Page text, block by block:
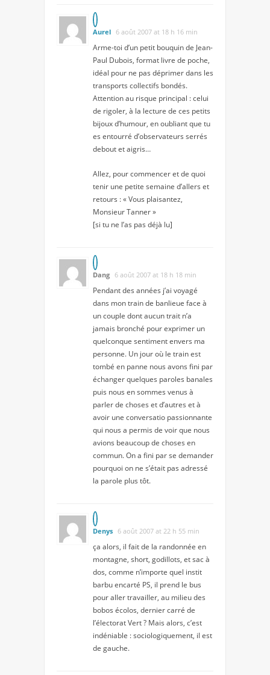
Aurel 6 août 2007 at 18 h 16 min
Arme-toi d’un petit bouquin de Jean-
Paul Dubois, format livre de poche,
idéal pour ne pas déprimer dans les
transports collectifs bondés.
Attention au risque principal : celui
de rigoler, à la lecture de ces petits
bijoux d’humour, en oubliant que tu
es entourré d’observateurs serrés
debout et aigris…
Allez, pour commencer et de quoi
tenir une petite semaine d’allers et
retours : « Vous plaisantez,
Monsieur Tanner »
[si tu ne l’as pas déjà lu]
Dang 6 août 2007 at 18 h 18 min
Pendant des années j’ai voyagé
dans mon train de banlieue face à
un couple dont aucun trait n’a
jamais bronché pour exprimer un
quelconque sentiment envers ma
personne. Un jour où le train est
tombé en panne nous avons fini par
échanger quelques paroles banales
puis nous en sommes venus à
parler de choses et d’autres et à
avoir une conversatio passionnante
qui nous a permis de voir que nous
avions beaucoup de choses en
commun. On a fini par se demander
pourquoi on ne s’était pas adressé
la parole plus tôt.
Denys 6 août 2007 at 22 h 55 min
ça alors, il fait de la randonnée en
montagne, short, godillots, et sac à
dos, comme n’importe quel instit
barbu encarté PS, il prend le bus
pour aller travailler, au milieu des
bobos écolos, dernier carré de
l’électorat Vert ? Mais alors, c’est
indéniable : sociologiquement, il est
de gauche.